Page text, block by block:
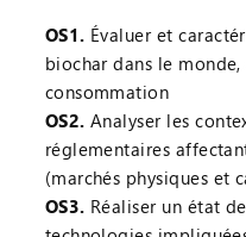
OS1. Évaluer et
biochar dans le
consommation
OS2. Analyser les
réglementaires
(marchés physiques et
OS3. Réaliser un état